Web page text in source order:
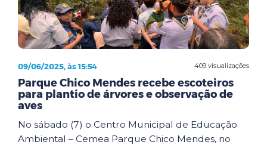
409 visualizações
09/06/2025, às 15:54
Parque Chico Mendes recebe escoteiros
para plantio de árvores e observação de
aves
No sábado (7) o Centro Municipal de Educação
Ambiental – Cemea Parque Chico Mendes, no